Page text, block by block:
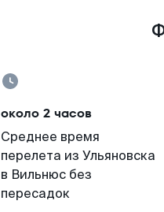
около 2 часов
Среднее время
перелета из Ульяновска
в Вильнюс без
пересадок